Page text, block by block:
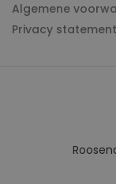
Algemene
Privacy statement